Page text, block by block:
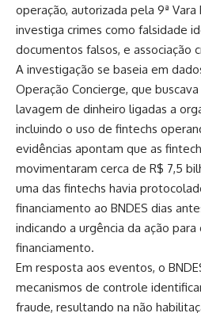
operação, autorizada pela 9ª Vara
investiga crimes como falsidade
documentos falsos, e associação
A investigação se baseia em
Operação Concierge, que
lavagem de dinheiro ligadas a
incluindo o uso de fintechs
evidências apontam que as
movimentaram cerca de R$ 7,5
uma das fintechs havia
financiamento ao BNDES dias
indicando a urgência da ação
financiamento.
Em resposta aos eventos, o
mecanismos de controle
fraude, resultando na não